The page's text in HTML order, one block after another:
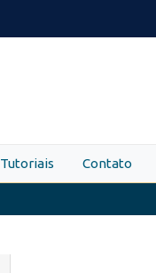
Tutoriais Contato